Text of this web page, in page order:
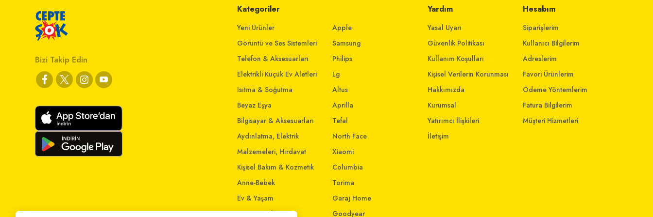
Bizi Takip Edin
Kategoriler
Yeni Ürünler
Görüntü ve Ses Sistemleri
Telefon & Aksesuarları
Elektrikli Küçük Ev Aletleri
Isıtma & Soğutma
Beyaz Eşya
Bilgisayar & Aksesuarları
Aydınlatma, Elektrik
Malzemeleri, Hırdavat
Kişisel Bakım & Kozmetik
Anne-Bebek
Ev & Yaşam
Giyim ve Aksesuar
Apple
Samsung
Philips
Lg
Altus
Aprilla
Tefal
North Face
Xiaomi
Columbia
Torima
Garaj Home
Goodyear
Yardım
Yasal Uyarı
Güvenlik Politikası
Kullanım Koşulları
Kişisel Verilerin Korunması
Hakkımızda
Kurumsal
Yatırımcı İlişkileri
İletişim
Hesabım
Siparişlerim
Kullanıcı Bilgilerim
Adreslerim
Favori Ürünlerim
Ödeme Yöntemlerim
Fatura Bilgilerim
Müşteri Hizmetleri